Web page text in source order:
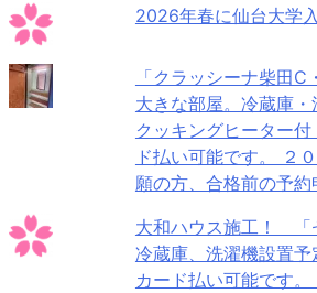
2026年春に仙台大学
「クラッシーナ柴田
大きな部屋。冷蔵庫
クッキングヒーター
ド払い可能です。 ２
願の方、合格前の予約
大和ハウス施工！ 「
冷蔵庫、洗濯機設置
カード払い可能です